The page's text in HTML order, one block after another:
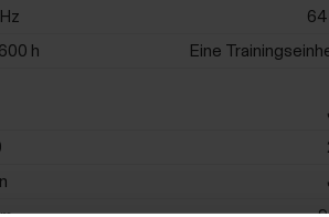
64
h Eine